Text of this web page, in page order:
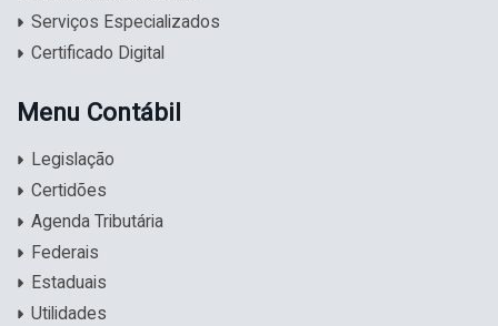
Serviços Especializados
Certificado Digital
Menu Contábil
Legislação
Certidões
Agenda Tributária
Federais
Estaduais
Utilidades